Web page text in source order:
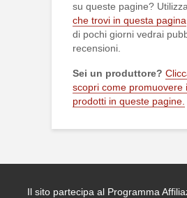
su queste pagine?
che trovi in questa pagina
di pochi giorni vedrai
recensioni.
Sei un produttore?
scopri come promuovere
prodotti in queste pagine.
Il sito partecipa al Programma